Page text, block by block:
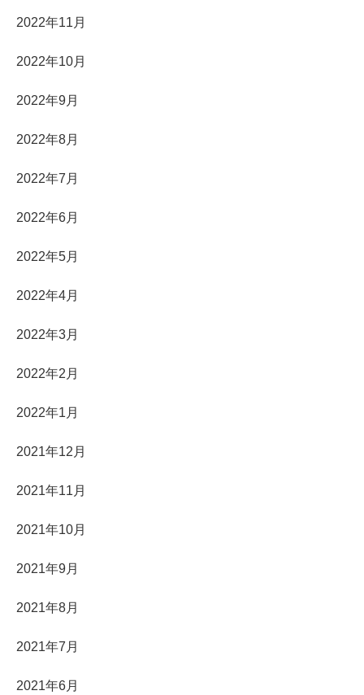
2022年11月
2022年10月
2022年9月
2022年8月
2022年7月
2022年6月
2022年5月
2022年4月
2022年3月
2022年2月
2022年1月
2021年12月
2021年11月
2021年10月
2021年9月
2021年8月
2021年7月
2021年6月